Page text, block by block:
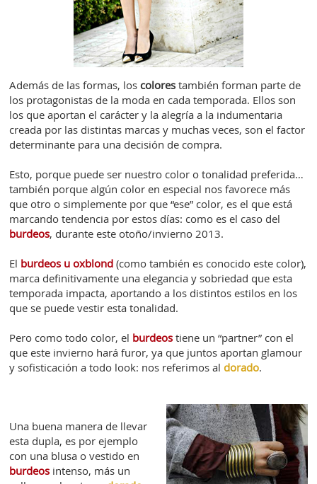
Además de las formas, loscolorestambién forman parte de
los protagonistas de la moda en cada temporada. Ellos son
los que aportan el carácter y la alegría a la indumentaria
creada por las distintas marcas y muchas veces, son el factor
determinante para una decisión de compra.
Esto, porque puede ser nuestro color o tonalidad preferida…
también porque algún color en especial nos favorece más
que otro o simplemente por que “ese” color, es el que está
marcando tendencia por estos días: como es el caso del
burdeos, durante este otoño/invierno 2013.
El burdeos u oxblond (como también es conocido este color),
marca definitivamente una elegancia y sobriedad que esta
temporada impacta, aportando a los distintos estilos en los
que se puede vestir esta tonalidad.
Pero como todo color, el burdeostiene un “partner” con el
que este invierno hará furor, ya que juntos aportan glamour
y sofisticación a todo look: nos referimos aldorado.
Una buena manera de llevar
esta dupla, es por ejemplo
con una blusa o vestido en
burdeos intenso, más un